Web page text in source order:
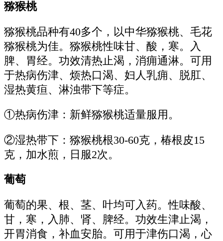
猕猴桃
猕猴桃品种有40多个，以中华猕猴桃、毛花
猕猴桃为佳。猕猴桃性味甘、酸，寒。入
脾、胃经。功效清热止渴，消痈通淋。可用
于热病伤津、烦热口渴、妇人乳痈、脱肛、
湿热黄疸、淋浊带下等症。
①热病伤津：新鲜猕猴桃适量服用。
②湿热带下：猕猴桃根30-60克，椿根皮15
克，加水煎，日服2次。
葡萄
葡萄的果、根、茎、叶均可入药。性味酸、
甘，寒，入肺、肾、脾经。功效生津止渴，
开胃消食，补血安胎。可用于津伤口渴，心